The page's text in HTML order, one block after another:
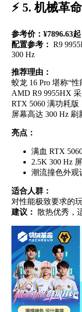
⚡ 5. 机械革
参考价：¥7896.63
配置参考： R9
300 Hz
推荐理由：
蛟龙 16 Pro 堪称“性
AMD R9 9955HX
RTX 5060 满功耗版
屏幕高达 300 Hz 刷
亮点：
满血 RTX
2.5K 300 Hz
潮流撞色外观
适合人群：
对性能极致要求的
建议： 散热优秀，